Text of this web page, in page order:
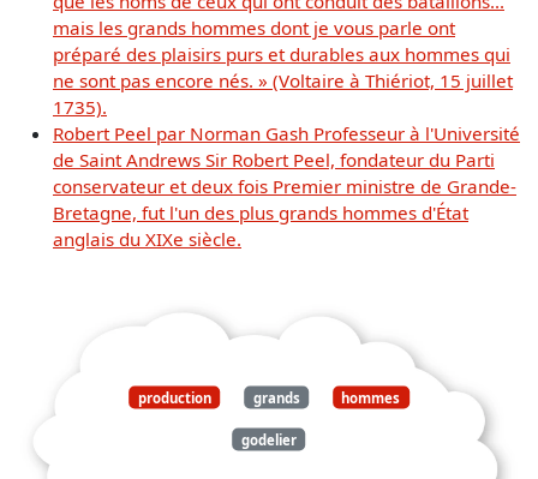
mais les grands hommes dont je vous parle ont
préparé des plaisirs purs et durables aux hommes qui
ne sont pas encore nés. » (Voltaire à Thiériot, 15 juillet
1735).
Robert Peel par Norman Gash Professeur à l'Université
de Saint Andrews Sir Robert Peel, fondateur du Parti
conservateur et deux fois Premier ministre de Grande-
Bretagne, fut l'un des plus grands hommes d'État
anglais du XIXe siècle.
production grands hommes
godelier